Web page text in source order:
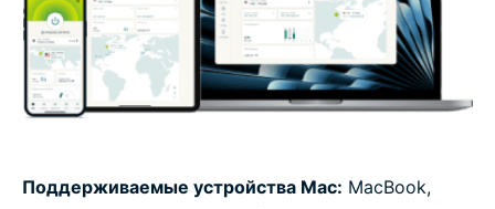
Поддерживаемые устройства Mac: MacBook,